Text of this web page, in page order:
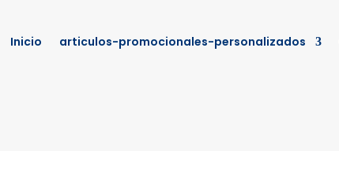
Inicio articulos-promocionales-personalizados